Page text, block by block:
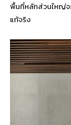
พื้นที่หลักส่วนใหญ่จ
แท้จริง